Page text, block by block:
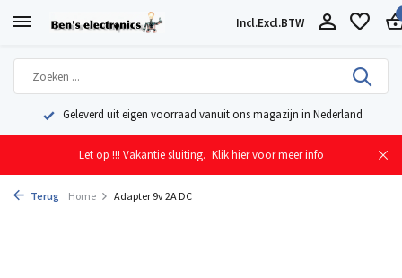
Incl.Excl.BTW
Geleverd uit eigen voorraad vanuit ons magazijn in Nederland
Let op !!! Vakantie sluiting. Klik hier voor meer info
Terug Home Adapter 9v 2A DC